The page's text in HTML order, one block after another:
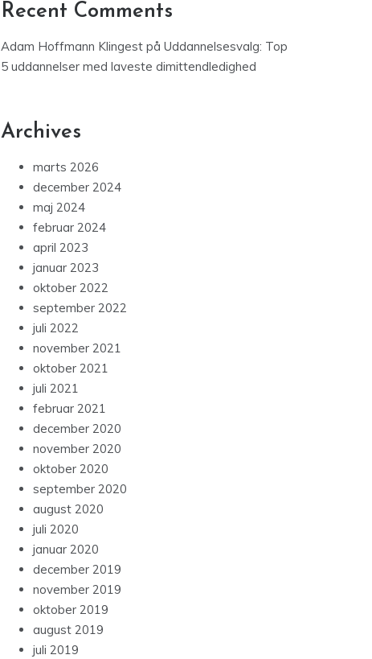
Recent Comments
Adam Hoffmann Klingest på Uddannelsesvalg: Top
5 uddannelser med laveste dimittendledighed
Archives
marts 2026
december 2024
maj 2024
februar 2024
april 2023
januar 2023
oktober 2022
september 2022
juli 2022
november 2021
oktober 2021
juli 2021
februar 2021
december 2020
november 2020
oktober 2020
september 2020
august 2020
juli 2020
januar 2020
december 2019
november 2019
oktober 2019
august 2019
juli 2019